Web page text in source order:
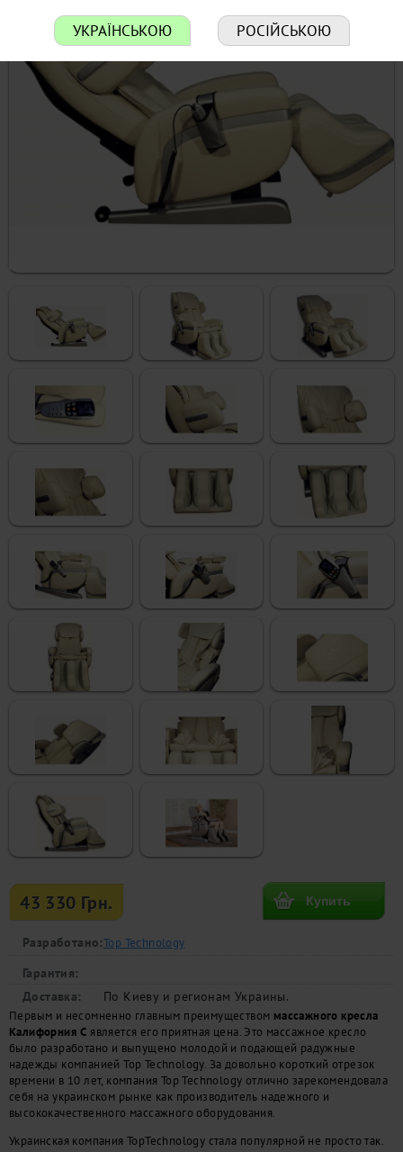
43 330 Грн.
Разработано:Top Technology
Гарантия:
Доставка:
По Киеву и регионам Украины.
Первым и несомненно главным преимуществом массажного кресла
Калифорния C является его приятная цена. Это массажное кресло
было разработано и выпущено молодой и подающей радужные
надежды компанией Top Technology. За довольно короткий отрезок
времени в 10 лет, компания Top Technology отлично зарекомендовала
себя на украинском рынке как производитель надежного и
высококачественного массажного оборудования.
Украинская компания TopTechnology стала популярной не просто так.
УКРАЇНСЬКОЮ РОСІЙСЬКОЮ